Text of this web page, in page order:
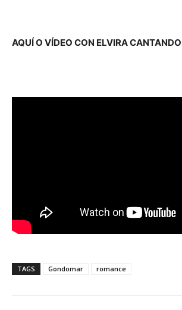
AQUÍ O VÍDEO CON ELVIRA
TAGS Gondomar romance